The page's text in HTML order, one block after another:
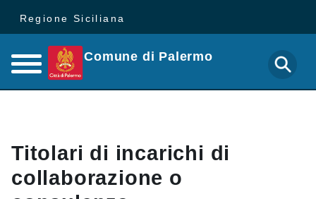
Regione Siciliana
Comune di Palermo
Titolari di incarichi di
collaborazione o